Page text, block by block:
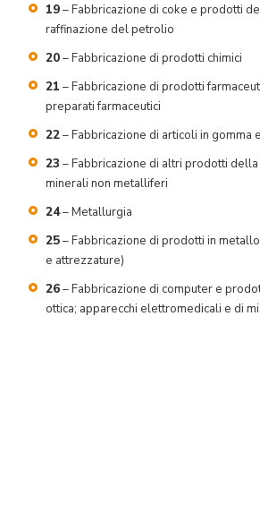
19– Fabbricazione di coke e prodotti
raffinazione del petrolio
20– Fabbricazione di prodotti chimici
21 – Fabbricazione di prodotti
preparati farmaceutici
22– Fabbricazione di articoli in gomma
23 – Fabbricazione di altri prodotti
minerali non metalliferi
24– Metallurgia
25– Fabbricazione di prodotti in
e attrezzature)
26– Fabbricazione di computer e
ottica; apparecchi elettromedicali e di